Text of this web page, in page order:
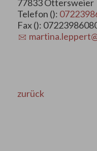
77833 Ottersweier
Telefon ():
Fax ():
zurück